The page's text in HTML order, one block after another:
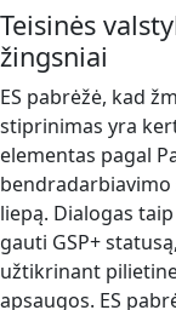
Teisinės
žingsniai
ES pabrėžė, kad
stiprinimas yra
elementas pagal
bendradarbiavimo
liepą. Dialogas
gauti GSP+
užtikrinant
apsaugos. ES